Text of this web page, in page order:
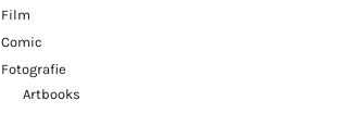
Film
Comic
Fotografie
Artbooks